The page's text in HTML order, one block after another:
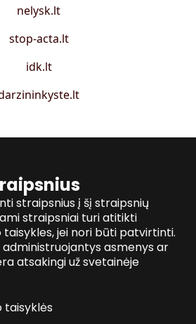
nelysk.lt
stop-acta.lt
idk.lt
straipsnius į šį straipsnių
straipsniai turi atitikti
jei nori būti patvirtinti.
asmenys ar
atsakingi už svetainėje
taisyklės